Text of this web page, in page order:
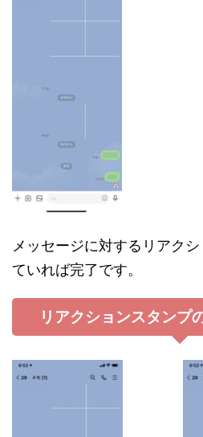
メッセージに対するリアク
ていれば完了です。
リアクションスタンプ